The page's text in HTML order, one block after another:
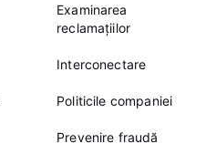
Examinarea
reclamațiilor
Interconectare
Politicile companiei
Prevenire fraudă